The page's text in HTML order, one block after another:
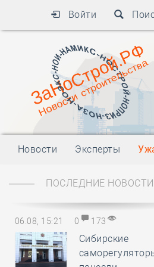
Войти
Новости Эксперты
ПОСЛЕДНИЕ НОВОСТИ
06.08, 15:21 0 173
Сибирские